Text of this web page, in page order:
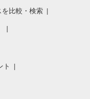
を比較・検索
ト